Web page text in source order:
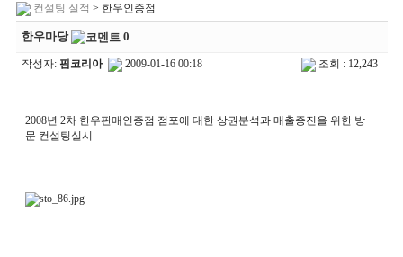
컨설팅 실적 > 한우인증점
한우마당 0
작성자: 핌코리아 2009-01-16 00:18 조회 : 12,243
2008년 2차 한우판매인증점 점포에 대한 상권분석과 매출증진을 위한 방
문 컨설팅실시